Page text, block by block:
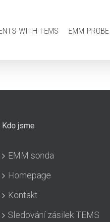
with tems emm probe
Kdo jsme
EMM sonda
Homepage
Kontakt
Sledování zásilek TEMS